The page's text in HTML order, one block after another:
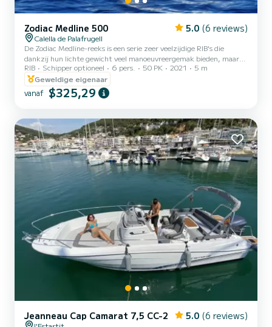
Zodiac Medline 500 5.0 (6 reviews)
Calella de Palafrugell
De Zodiac Medline-reeks is een serie zeer veelzijdige RIB's die
dankzij hun lichte gewicht veel manoeuvreergemak bieden, maar
ook voldoende ruimte aan dek dankzij het boegsolarium en het
converteerbare achtersolarium. Geniet van de Costa Brava op uw
'privéstrand'.
RIB Schipper optioneel 6 pers. 50 PK 2021
5 m
Geweldige eigenaar
vanaf $325,29
Jeanneau Cap Camarat 7,5 CC-2 5.0 (6 reviews)